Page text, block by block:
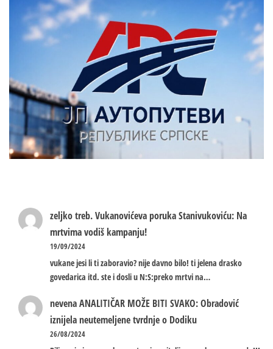
zeljko treb.Vukanovićeva poruka Stanivukoviću: Na
mrtvima vodiš kampanju!
19/09/2024
vukane jesi li ti zaboravio? nije davno bilo! ti jelena drasko
govedarica itd. ste i dosli u N:S:preko mrtvi na…
nevenaANALITIČAR MOŽE BITI SVAKO: Obradović
iznijela neutemeljene tvrdnje o Dodiku
26/08/2024